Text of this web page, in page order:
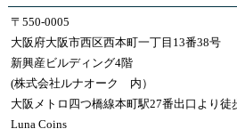
〒550-0005
大阪府大阪市西区西本町一丁目13番38号
新興産ビルディング4階
(株式会社ルナオーク 内）
大阪メトロ四つ橋線本町駅27番出口より徒
Luna Coins